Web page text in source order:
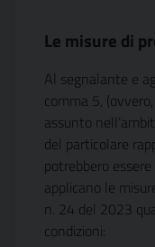
Le misure di
Al segnalante e
comma 5,
assunto
del particolare
potrebbero
applicano le
n. 24 del 2023
condizioni: